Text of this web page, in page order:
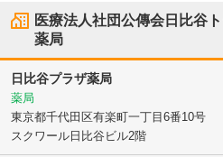
医療法人社団公傳会日比谷
薬局
日比谷プラザ薬局
薬局
東京都千代田区有楽町一丁目6番10号
スクワール日比谷ビル2階